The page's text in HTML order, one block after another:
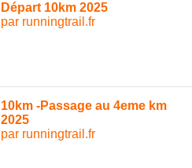
Départ 10km 2025
par runningtrail.fr
10km -Passage au 4eme km
2025
par runningtrail.fr